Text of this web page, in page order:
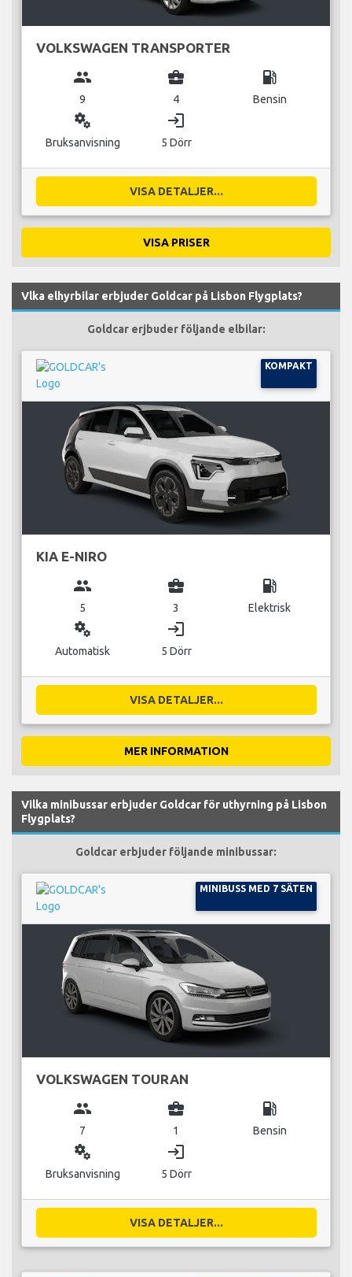
VOLKSWAGEN TRANSPORTER
group
9
business_center
4
local_gas_station
Bensin
miscellaneous_services
Bruksanvisning
login
5 Dörr
VISA DETALJER...
VISA PRISER
Vlka elhyrbilar erbjuder Goldcar på Lisbon Flygplats?
Goldcar erjbuder följande elbilar:
KOMPAKT
KIA E-NIRO
group
5
business_center
3
local_gas_station
Elektrisk
miscellaneous_services
Automatisk
login
5 Dörr
VISA DETALJER...
MER INFORMATION
Vilka minibussar erbjuder Goldcar för uthyrning på Lisbon
Flygplats?
Goldcar erbjuder följande minibussar:
MINIBUSS MED 7 SÄTEN
VOLKSWAGEN TOURAN
group
7
business_center
1
local_gas_station
Bensin
miscellaneous_services
Bruksanvisning
login
5 Dörr
VISA DETALJER...